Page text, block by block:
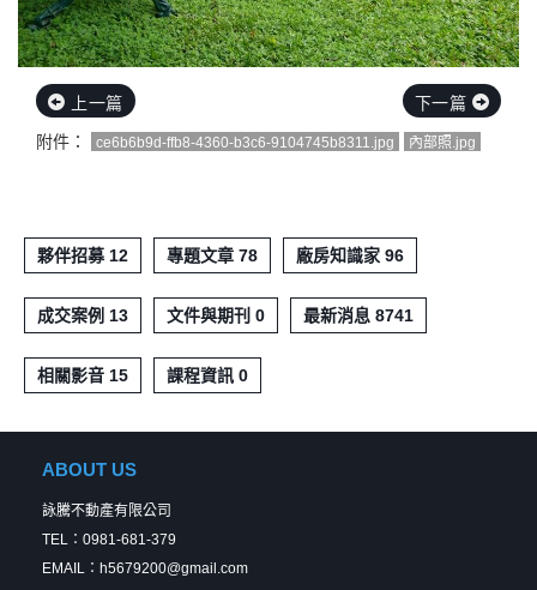
上一篇
下一篇
附件：
ce6b6b9d-ffb8-4360-b3c6-9104745b8311.jpg 內部照.jpg
夥伴招募 12 專題文章 78 廠房知識家 96
成交案例 13 文件與期刊 0 最新消息 8741
相關影音 15 課程資訊 0
ABOUT US
詠騰不動產有限公司
TEL：0981-681-379
EMAIL：h5679200@gmail.com